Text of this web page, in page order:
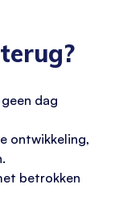
dag
ontwikkeling,
betrokken